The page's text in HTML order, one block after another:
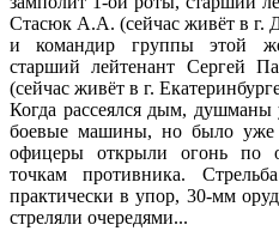
Стасюк А.А. (сейчас живёт в г.
и командир группы этой
старший лейтенант Сергей
(сейчас живёт в г.
Когда рассеялся дым, душманы
боевые машины, но было уже
офицеры открыли огонь по
точкам противника.
практически в упор, 30-мм
стреляли очередями...